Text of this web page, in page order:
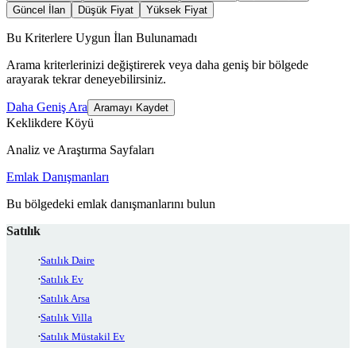
Güncel İlan
Düşük Fiyat Yüksek Fiyat
Bu Kriterlere Uygun İlan Bulunamadı
Arama kriterlerinizi değiştirerek veya daha geniş bir bölgede
arayarak tekrar deneyebilirsiniz.
Daha Geniş Ara Aramayı Kaydet
Keklikdere Köyü
Analiz ve Araştırma Sayfaları
Emlak Danışmanları
Bu bölgedeki emlak danışmanlarını bulun
Satılık
Satılık Daire
Satılık Ev
Satılık Arsa
Satılık Villa
Satılık Müstakil Ev